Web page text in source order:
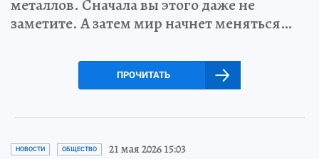
металлов. Сначала вы этого даже не
заметите. А затем мир начнет меняться…
ПРОЧИТАТЬ
НОВОСТИ ОБЩЕСТВО 21 мая 2026 15:03